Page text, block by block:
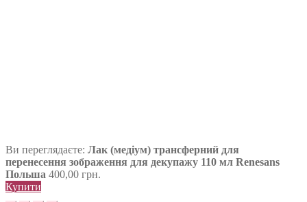
Ви переглядаєте: Лак (медіум) трансферний для
перенесення зображення для декупажу 110 мл Renesans
Польша 400,00 грн.
Купити